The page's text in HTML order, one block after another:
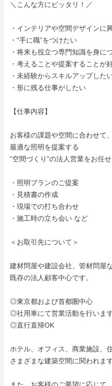
＼こんな方にピッタリ！／
・インテリアや空間デザインに
・“手に職”をつけたい
・将来も役立つ専門知識を身に
・考えることや提案することが
・未経験からスキルアップした
・形に残る仕事がしたい
【仕事内容】
お客様の課題や空間に合わせて、
最適な照明を提案する
“空間づくり”の法人営業をお任せ
・照明プランのご提案
・見積書の作成
・現場での打ち合わせ
・施工時の立ち会い など
＜お取引先について＞
建材問屋や建設会社、管材問屋
既存の法人顧客中心です。
◎東京都および首都圏中心
◎社用車にて営業活動を行いま
◎直行直帰OK
ホテル、オフィス、商業施設、
さまざまな建築空間に関われます